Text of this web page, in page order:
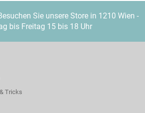
Sie unsere Store in 1210 Wien -
bis Freitag 15 bis 18 Uhr
Tricks